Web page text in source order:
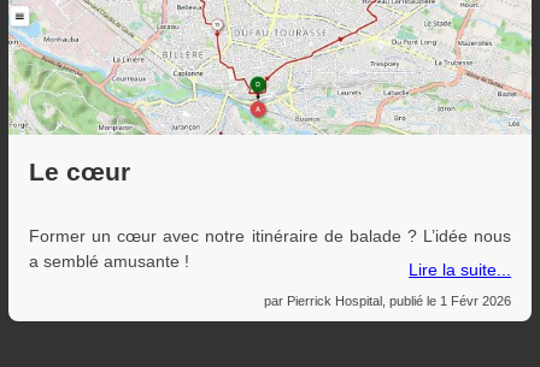
Le cœur
Former un cœur avec notre itinéraire de balade ? L’idée nous
a semblé amusante !
La météo a été plutôt clémente en nous laissant pédaler au
Lire la suite...
par Pierrick Hospital , publié le 1 Févr 2026